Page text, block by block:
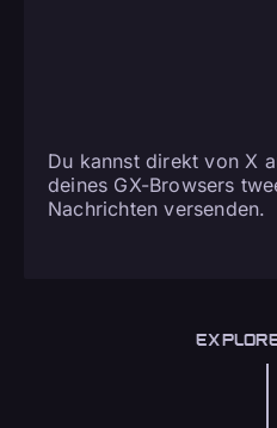
Du kannst direkt von X
deines GX-Browsers
Nachrichten versenden.